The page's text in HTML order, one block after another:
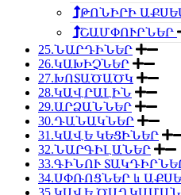
ԹՈՆԻՐԻ
ՇԱՄՓՈՒՐՆԵՐ
25.ՆԱՐԴԻՆԵՐ
26.ԿԱԽԻՉՆԵՐ
27.ԽՈՏԱԾԱԾԿ
28.ԿԱՎՐԱԼԻՆ
29.ԱՐՁԱՆՆԵՐ
30.ԴԱՆԱԿՆԵՐ
31.ԿԱՎԵ ԿԵՑԻՆԵՐ
32.ՆԱՐԳԻԼԱՆԵՐ
33.ԳԻՆՈՒ
34.ՍՓՌՈՑՆԵՐ և
35.ԿԱՎԵ